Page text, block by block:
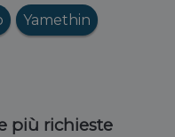
Yamethin
più richieste